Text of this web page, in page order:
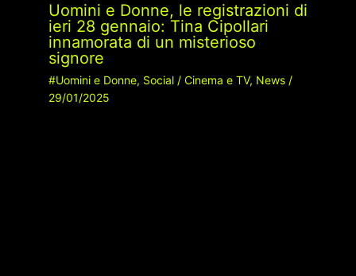
Uomini e Donne, le registrazioni di
ieri 28 gennaio: Tina Cipollari
innamorata di un misterioso
signore
#Uomini e Donne, Social/ Cinema e TV, News/
29/01/2025